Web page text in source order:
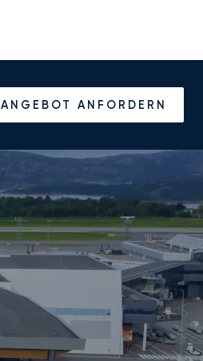
ANGEBOT ANFORDERN